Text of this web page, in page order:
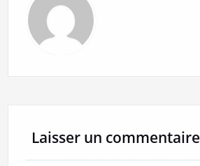
Laisser un commentaire